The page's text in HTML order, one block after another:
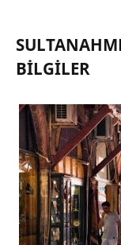
BILGILER